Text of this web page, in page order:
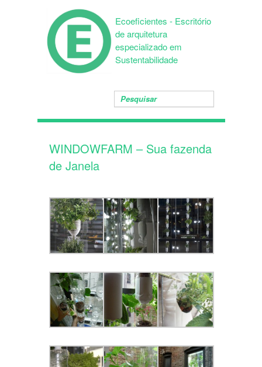
Ecoeficientes - Escritório
de arquitetura
especializado em
Sustentabilidade
WINDOWFARM – Sua fazenda
de Janela